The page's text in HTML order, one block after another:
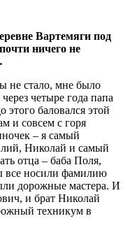
Вартемяги под
ничего не
не стало, мне было
четыре года папа
этого баловался этой
и совсем с горя
– я самый
Николай и самый
отца – баба Поля,
все носили фамилию
дорожные мастера. И
и брат Николай
техникум в